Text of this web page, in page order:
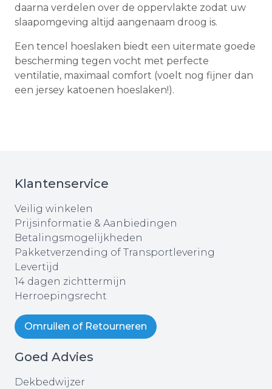
daarna verdelen over de oppervlakte zodat uw
slaapomgeving altijd aangenaam droog is.
Een tencel hoeslaken biedt een uitermate goede
bescherming tegen vocht met perfecte
ventilatie, maximaal comfort (voelt nog fijner dan
een jersey katoenen hoeslaken!).
Klantenservice
Veilig winkelen
Prijsinformatie & Aanbiedingen
Betalingsmogelijkheden
Pakketverzending of Transportlevering
Levertijd
14 dagen zichttermijn
Herroepingsrecht
Omruilen of Retourneren
Goed Advies
Dekbedwijzer